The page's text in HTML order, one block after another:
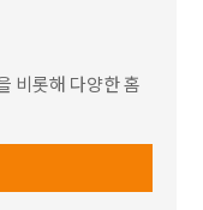
비롯해 다양한 홈